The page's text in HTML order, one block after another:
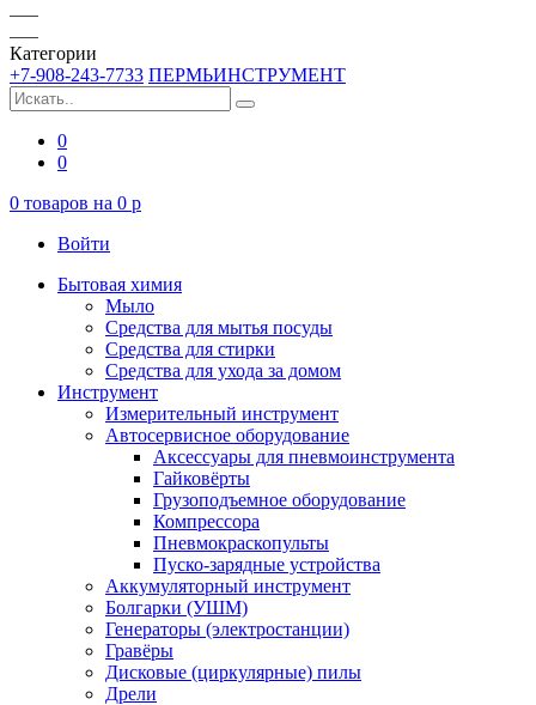
Категории
+7-908-243-7733 ПЕРМЬИНСТРУМЕНТ
0
0
0 товаров на 0 p
Войти
Бытовая химия
Мыло
Средства для мытья посуды
Средства для стирки
Средства для ухода за домом
Инструмент
Измерительный инструмент
Автосервисное оборудование
Аксессуары для пневмоинструмента
Гайковёрты
Грузоподъемное оборудование
Компрессора
Пневмокраскопульты
Пуско-зарядные устройства
Аккумуляторный инструмент
Болгарки (УШМ)
Генераторы (электростанции)
Гравёры
Дисковые (циркулярные) пилы
Дрели